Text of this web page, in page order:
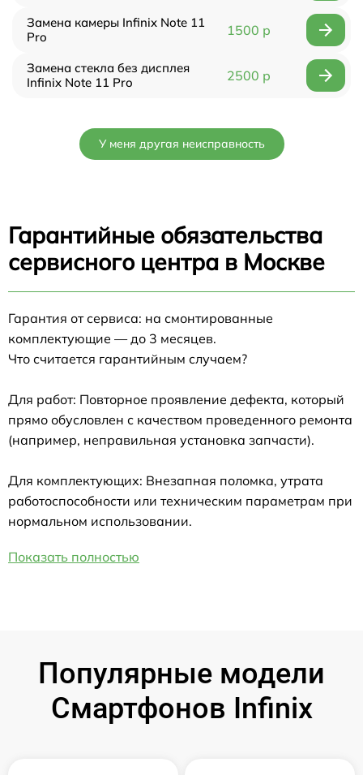
Замена камеры Infinix Note 11
Pro
1500 р
Замена стекла без дисплея
Infinix Note 11 Pro
2500 р
У меня другая неисправность
Гарантийные обязательства
сервисного центра в Москве
Гарантия от сервиса: на смонтированные
комплектующие — до 3 месяцев.
Что считается гарантийным случаем?
Для работ: Повторное проявление дефекта, который
прямо обусловлен с качеством проведенного ремонта
(например, неправильная установка запчасти).
Для комплектующих: Внезапная поломка, утрата
работоспособности или техническим параметрам при
нормальном использовании.
Показать полностью
Популярные модели
Смартфонов Infinix